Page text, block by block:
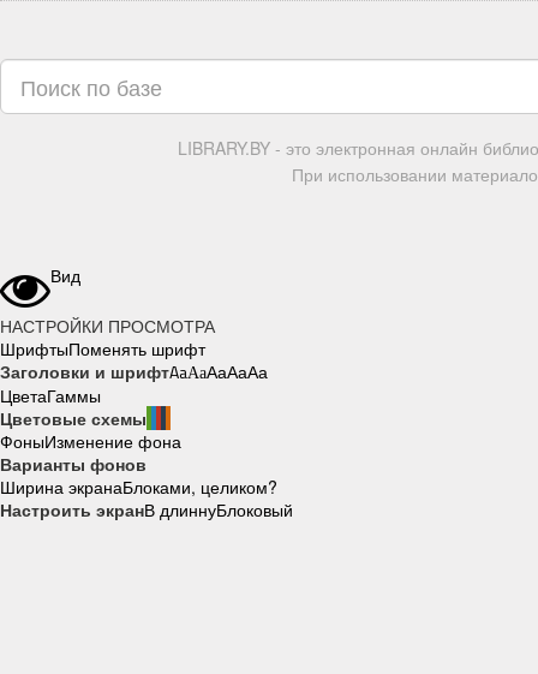
LIBRARY.BY - это электронная онлайн
При использовании
Вид
НАСТРОЙКИ ПРОСМОТРА
ШрифтыПоменять шрифт
Заголовки и шрифтAaAaAaAaAa
ЦветаГаммы
Цветовые схемы
ФоныИзменение фона
Варианты фонов
Ширина экранаБлоками, целиком?
Настроить экранВ длиннуБлоковый